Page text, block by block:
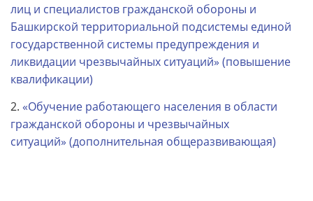
лиц и специалистов гражданской обороны и
Башкирской территориальной подсистемы единой
государственной системы предупреждения и
ликвидации чрезвычайных ситуаций» (повышение
квалификации)
2. «Обучение работающего населения в области
гражданской обороны и чрезвычайных
ситуаций» (дополнительная общеразвивающая)